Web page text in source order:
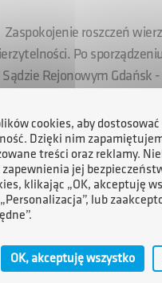
Zaspokojenie roszczeń
Po
Rejonowym Gdańsk
sporządzał i
Stoczni oraz
wobec
Łącznie wśród
i uzyskane z
kompensacji do
cookies, aby
Dzięki nim
treści oraz reklamy.
zapewnienia jej
klikając „OK, akceptuję
lub
OK, akceptuję wszystko